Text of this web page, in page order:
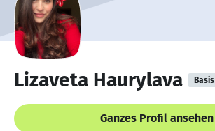
Lizaveta Haurylava Basis
Ganzes Profil ansehen